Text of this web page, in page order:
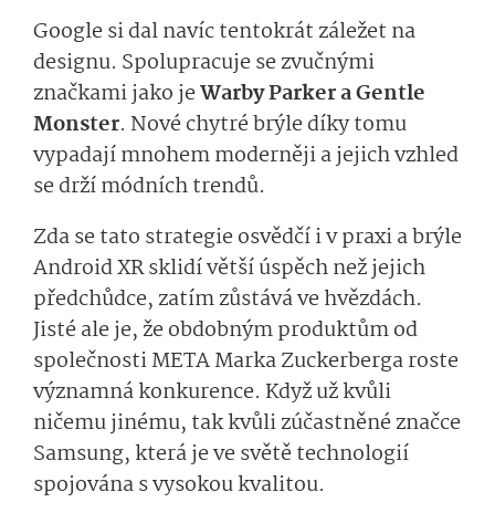
Google si dal navíc tentokrát záležet na
designu. Spolupracuje se zvučnými
značkami jako jeWarby Parker a Gentle
Monster. Nové chytré brýle díky tomu
vypadají mnohem moderněji a jejich vzhled
se drží módních trendů.
Zda se tato strategie osvědčí i v praxi a brýle
Android XR sklidí větší úspěch než jejich
předchůdce, zatím zůstává ve hvězdách.
Jisté ale je, že obdobným produktům od
společnosti META Marka Zuckerberga roste
významná konkurence. Když už kvůli
ničemu jinému, tak kvůli zúčastněné značce
Samsung, která je ve světě technologií
spojována s vysokou kvalitou.